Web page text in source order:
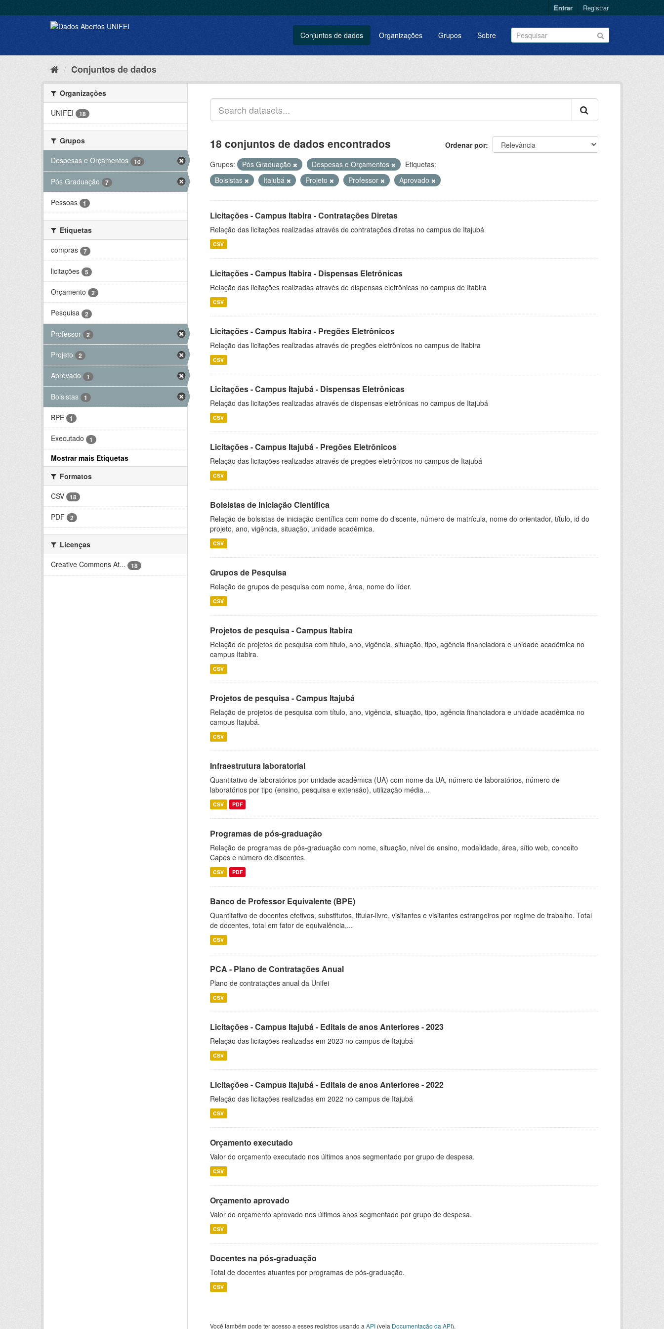
Entrar Registrar
Conjuntos de dados Organizações Grupos Sobre
Conjuntos de dados
Organizações
UNIFEI
18
Grupos
Despesas e Orçamentos
10
Pós Graduação 7
Pessoas 1
Etiquetas
compras
7
licitações 5
Orçamento 2
Pesquisa 2
Professor 2
Projeto 2
Aprovado 1
Bolsistas 1
BPE 1
Executado 1
Mostrar mais Etiquetas
Formatos
CSV
18
PDF 2
Licenças
Creative Commons At...
18
Ordenar por
18 conjuntos de dados encontrados
Grupos: Pós Graduação Despesas e Orçamentos
Etiquetas:
Bolsistas
Itajubá Projeto Professor Aprovado
Licitações - Campus Itabira - Contratações Diretas
Relação das licitações realizadas através de contratações diretas no campus de Itajubá
CSV
Licitações - Campus Itabira - Dispensas Eletrônicas
Relação das licitações realizadas através de dispensas eletrônicas no campus de Itabira
CSV
Licitações - Campus Itabira - Pregões Eletrônicos
Relação das licitações realizadas através de pregões eletrônicos no campus de Itabira
CSV
Licitações - Campus Itajubá - Dispensas Eletrônicas
Relação das licitações realizadas através de dispensas eletrônicas no campus de Itajubá
CSV
Licitações - Campus Itajubá - Pregões Eletrônicos
Relação das licitações realizadas através de pregões eletrônicos no campus de Itajubá
CSV
Bolsistas de Iniciação Científica
Relação de bolsistas de iniciação científica com nome do discente, número de matrícula, nome do orientador, título, id do
projeto, ano, vigência, situação, unidade acadêmica.
CSV
Grupos de Pesquisa
Relação de grupos de pesquisa com nome, área, nome do líder.
CSV
Projetos de pesquisa - Campus Itabira
Relação de projetos de pesquisa com título, ano, vigência, situação, tipo, agência financiadora e unidade acadêmica no
campus Itabira.
CSV
Projetos de pesquisa - Campus Itajubá
Relação de projetos de pesquisa com título, ano, vigência, situação, tipo, agência financiadora e unidade acadêmica no
campus Itajubá.
CSV
Infraestrutura laboratorial
Quantitativo de laboratórios por unidade acadêmica (UA) com nome da UA, número de laboratórios, número de
laboratórios por tipo (ensino, pesquisa e extensão), utilização média...
CSV PDF
Programas de pós-graduação
Relação de programas de pós-graduação com nome, situação, nível de ensino, modalidade, área, sítio web, conceito
Capes e número de discentes.
CSV PDF
Banco de Professor Equivalente (BPE)
Quantitativo de docentes efetivos, substitutos, titular-livre, visitantes e visitantes estrangeiros por regime de trabalho. Total
de docentes, total em fator de equivalência,...
CSV
PCA - Plano de Contratações Anual
Plano de contratações anual da Unifei
CSV
Licitações - Campus Itajubá - Editais de anos Anteriores - 2023
Relação das licitações realizadas em 2023 no campus de Itajubá
CSV
Licitações - Campus Itajubá - Editais de anos Anteriores - 2022
Relação das licitações realizadas em 2022 no campus de Itajubá
CSV
Orçamento executado
Valor do orçamento executado nos últimos anos segmentado por grupo de despesa.
CSV
Orçamento aprovado
Valor do orçamento aprovado nos últimos anos segmentado por grupo de despesa.
CSV
Docentes na pós-graduação
Total de docentes atuantes por programas de pós-graduação.
CSV
Você também pode ter acesso a esses registros usando a API (veja Documentação da API).